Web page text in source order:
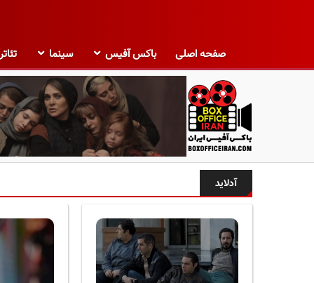
صفحه اصلی باکس آفیس سینما تئاتر
ب
ک
س
آدلاید